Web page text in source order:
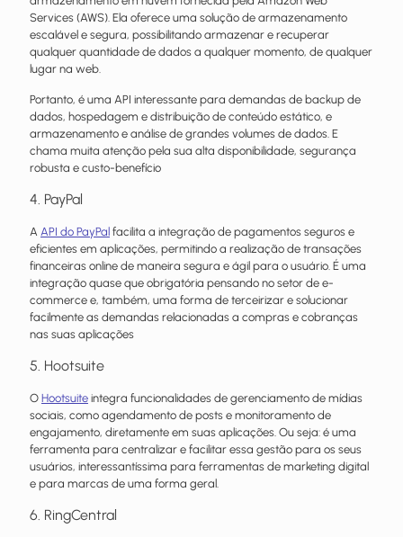
Services (AWS). Ela oferece uma solução de armazenamento
escalável e segura, possibilitando armazenar e recuperar
qualquer quantidade de dados a qualquer momento, de qualquer
lugar na web.
Portanto, é uma API interessante para demandas de backup de
dados, hospedagem e distribuição de conteúdo estático, e
armazenamento e análise de grandes volumes de dados. E
chama muita atenção pela sua alta disponibilidade, segurança
robusta e custo-benefício
4. PayPal
A API do PayPal facilita a integração de pagamentos seguros e
eficientes em aplicações, permitindo a realização de transações
financeiras online de maneira segura e ágil para o usuário. É uma
integração quase que obrigatória pensando no setor de e-
commerce e, também, uma forma de terceirizar e solucionar
facilmente as demandas relacionadas a compras e cobranças
nas suas aplicações
5. Hootsuite
O Hootsuite integra funcionalidades de gerenciamento de mídias
sociais, como agendamento de posts e monitoramento de
engajamento, diretamente em suas aplicações. Ou seja: é uma
ferramenta para centralizar e facilitar essa gestão para os seus
usuários, interessantíssima para ferramentas de marketing digital
e para marcas de uma forma geral.
6. RingCentral